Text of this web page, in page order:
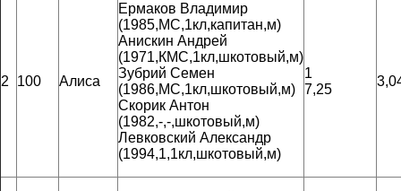
2 100 Алиса
Ермаков Владимир
(1985,МС,1кл,капитан,м)
Анискин Андрей
(1971,КМС,1кл,шкотовый,м)
Зубрий Семен
(1986,МС,1кл,шкотовый,м)
Скорик Антон
(1982,-,-,шкотовый,м)
Левковский Александр
(1994,1,1кл,шкотовый,м)
1
7,25